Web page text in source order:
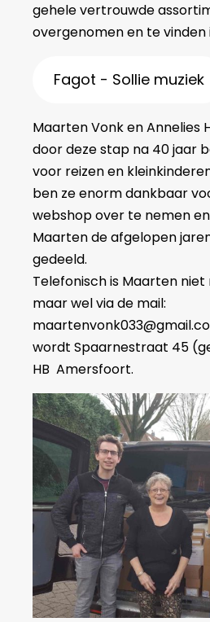
gehele vertrouwde
overgenomen en te vinden
Fagot - Sollie muziek
Maarten Vonk en Annelies
door deze stap na 40 jaar
voor reizen en
ben ze enorm dankbaar
webshop over te nemen
Maarten de afgelopen
gedeeld.
Telefonisch is Maarten
maar wel via de mail:
wordt Spaarnestraat 45
HB Amersfoort.